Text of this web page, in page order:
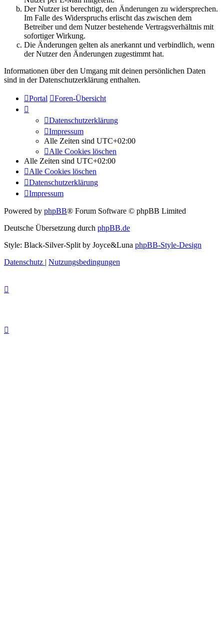
Der Nutzer ist berechtigt, den Änderungen zu widersprechen.
Im Falle des Widerspruchs erlischt das zwischen dem
Betreiber und dem Nutzer bestehende Vertragsverhältnis mit
sofortiger Wirkung.
Die Änderungen gelten als anerkannt und verbindlich, wenn
der Nutzer den Änderungen zugestimmt hat.
Informationen über den Umgang mit deinen persönlichen Daten
sind in der Datenschutzerklärung enthalten.
Portal Foren-Übersicht
Datenschutzerklärung
Impressum
Alle Zeiten sind UTC+02:00
Alle Cookies löschen
Alle Zeiten sind UTC+02:00
Alle Cookies löschen
Datenschutzerklärung
Impressum
Powered by phpBB® Forum Software © phpBB Limited
Deutsche Übersetzung durch phpBB.de
Style: Black-Silver-Split by Joyce&Luna phpBB-Style-Design
Datenschutz | Nutzungsbedingungen